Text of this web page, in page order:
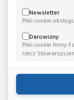
ul. Wiktoryn 6,
02-677,
Newsletter
Pliki cookie
Darowizny
Pliki cookie firmy
rzecz